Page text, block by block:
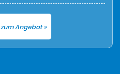
zum Angebot »